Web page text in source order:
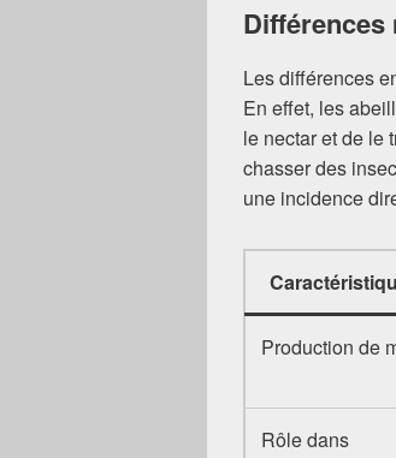
Différences
Les différences
En effet, les
le nectar et de le
chasser des
une incidence
Production de
Rôle dans